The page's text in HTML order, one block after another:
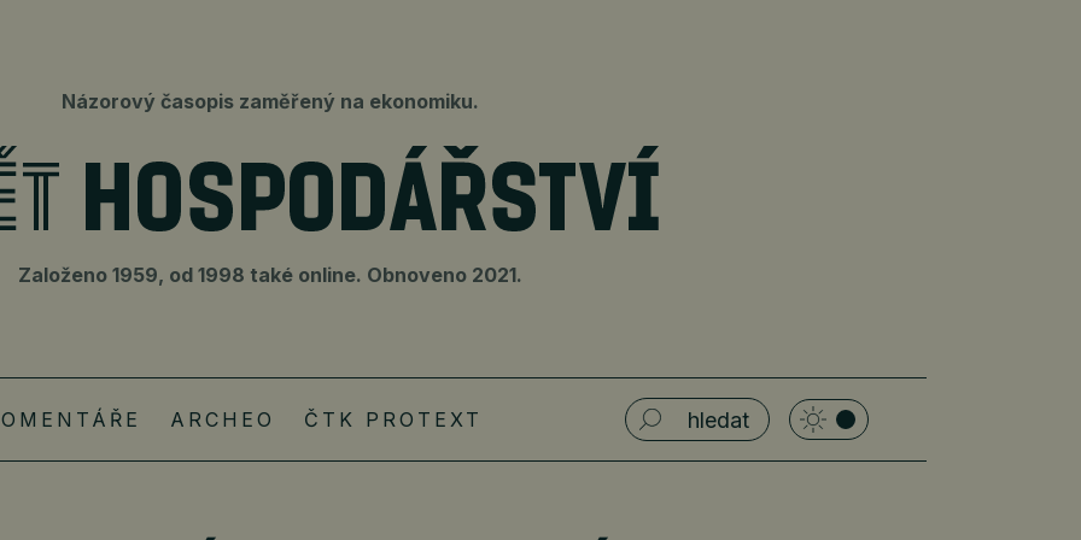
Názorový časopis zaměřený na ekonomiku.
Založeno 1959, od 1998 také online. Obnoveno 2021.
ARCHEO ČTK PROTEXT